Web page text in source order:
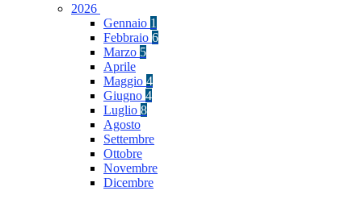
2026
Gennaio 1
Febbraio 6
Marzo 5
Aprile
Maggio 4
Giugno 4
Luglio 8
Agosto
Settembre
Ottobre
Novembre
Dicembre